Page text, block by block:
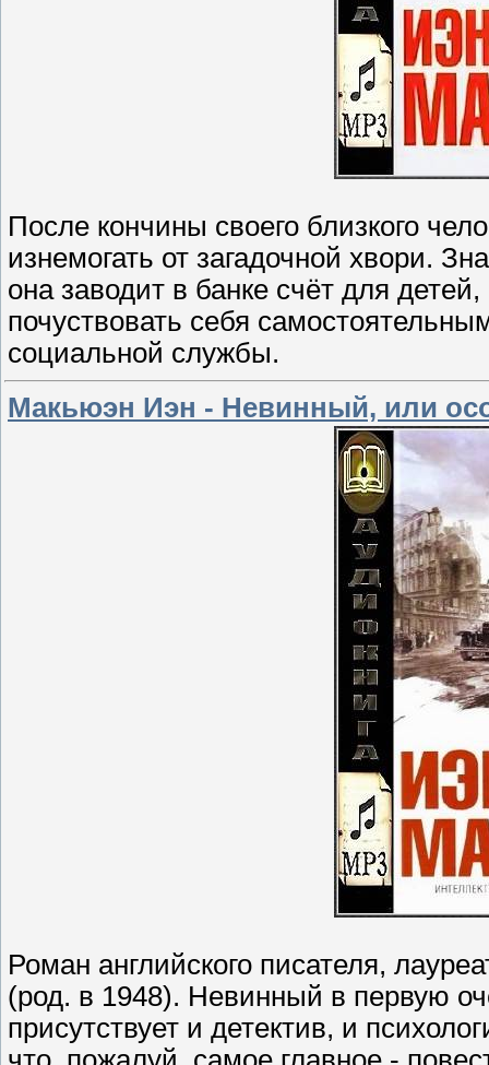
После кончины своего близкого
изнемогать от загадочной хвори.
она заводит в банке счёт для
почуствовать себя
социальной службы.
Макьюэн Иэн - Невинный, или
Роман английского писателя,
(род. в 1948). Невинный в первую
присутствует и детектив, и